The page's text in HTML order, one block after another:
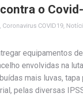
o
Coronavirus COVID19
equipamentos de
envolvidas na
mais luvas, tapa
pelas diversas